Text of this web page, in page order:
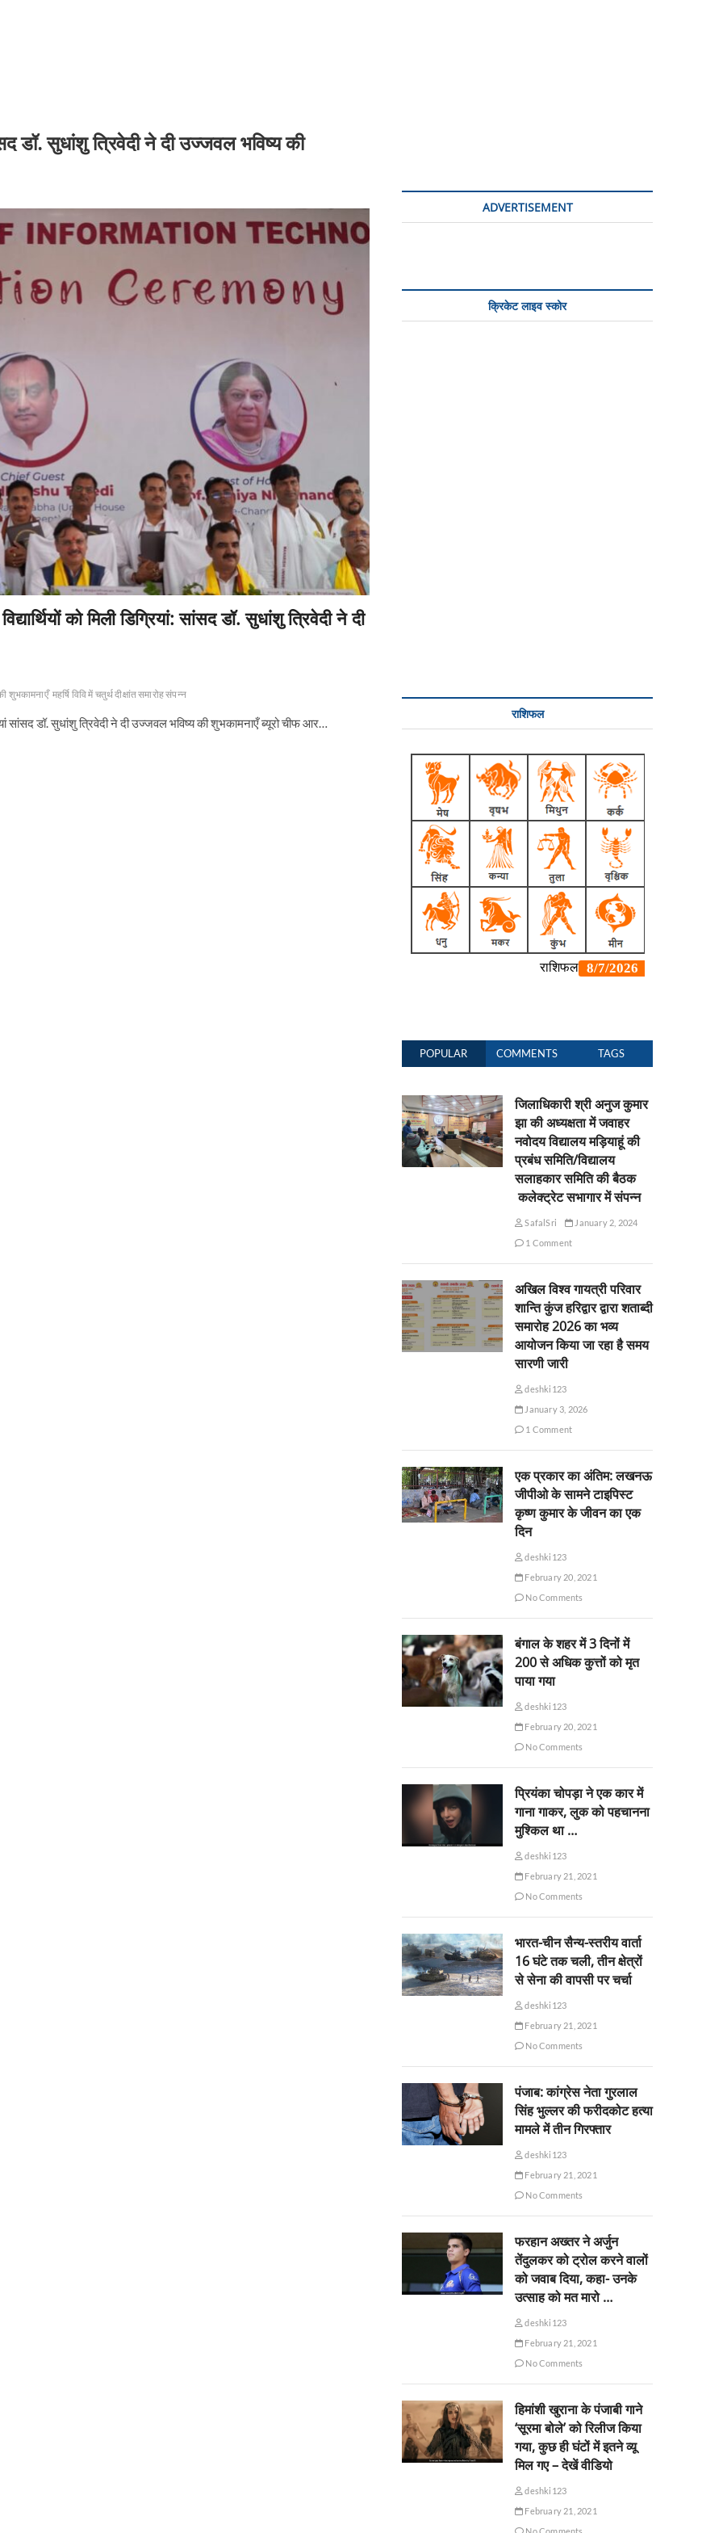
डॉ. सुधांशु त्रिवेदी ने दी उज्जवल भविष्य की
को मिली डिग्रियां: सांसद डॉ. सुधांशु त्रिवेदी ने दी
शुभकामनाएँ महर्षि विवि में चतुर्थ दीक्षांत समारोह संपन्न
सांसद डॉ. सुधांशु त्रिवेदी ने दी उज्जवल भविष्य की शुभकामनाएँ ब्यूरो चीफ आर…
ADVERTISEMENT
क्रिकेट लाइव स्कोर
राशिफल
POPULAR COMMENTS TAGS
जिलाधिकारी श्री अनुज कुमार
झा की अध्यक्षता में जवाहर
नवोदय विद्यालय मड़ियाहूं की
प्रबंध समिति/विद्यालय
सलाहकार समिति की बैठक
कलेक्ट्रेट सभागार में संपन्न
SafalSri
January 2, 2024
1 Comment
अखिल विश्व गायत्री परिवार
शान्ति कुंज हरिद्वार द्वारा शताब्दी
समारोह 2026 का भव्य
आयोजन किया जा रहा है समय
सारणी जारी
deshki123
January 3, 2026
1 Comment
एक प्रकार का अंतिम: लखनऊ
जीपीओ के सामने टाइपिस्ट
कृष्ण कुमार के जीवन का एक
दिन
deshki123
February 20, 2021
No Comments
बंगाल के शहर में 3 दिनों में
200 से अधिक कुत्तों को मृत
पाया गया
deshki123
February 20, 2021
No Comments
प्रियंका चोपड़ा ने एक कार में
गाना गाकर, लुक को पहचानना
मुश्किल था …
deshki123
February 21, 2021
No Comments
भारत-चीन सैन्य-स्तरीय वार्ता
16 घंटे तक चली, तीन क्षेत्रों
से सेना की वापसी पर चर्चा
deshki123
February 21, 2021
No Comments
पंजाब: कांग्रेस नेता गुरलाल
सिंह भुल्लर की फरीदकोट हत्या
मामले में तीन गिरफ्तार
deshki123
February 21, 2021
No Comments
फरहान अख्तर ने अर्जुन
तेंदुलकर को ट्रोल करने वालों
को जवाब दिया, कहा- उनके
उत्साह को मत मारो …
deshki123
February 21, 2021
No Comments
हिमांशी खुराना के पंजाबी गाने
‘सूरमा बोले’ को रिलीज किया
गया, कुछ ही घंटों में इतने व्यू
मिल गए – देखें वीडियो
deshki123
February 21, 2021